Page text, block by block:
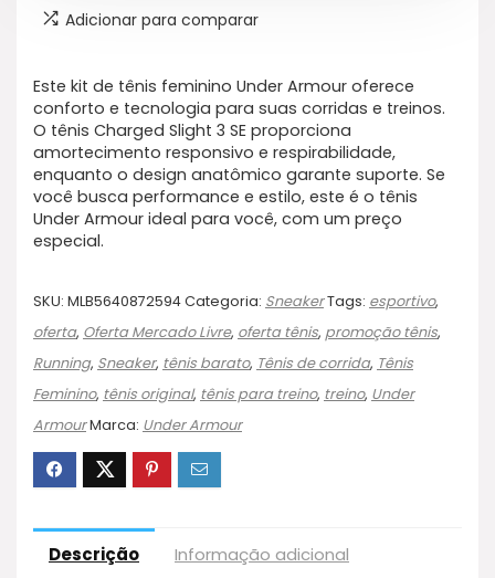
Adicionar para comparar
Este kit de tênis feminino Under Armour oferece
conforto e tecnologia para suas corridas e treinos.
O tênis Charged Slight 3 SE proporciona
amortecimento responsivo e respirabilidade,
enquanto o design anatômico garante suporte. Se
você busca performance e estilo, este é o tênis
Under Armour ideal para você, com um preço
especial.
SKU: MLB5640872594Categoria: SneakerTags: esportivo,
oferta, Oferta Mercado Livre, oferta tênis, promoção tênis,
Running, Sneaker, tênis barato, Tênis de corrida, Tênis
Feminino, tênis original, tênis para treino, treino, Under
ArmourMarca: Under Armour
Descrição Informação adicional